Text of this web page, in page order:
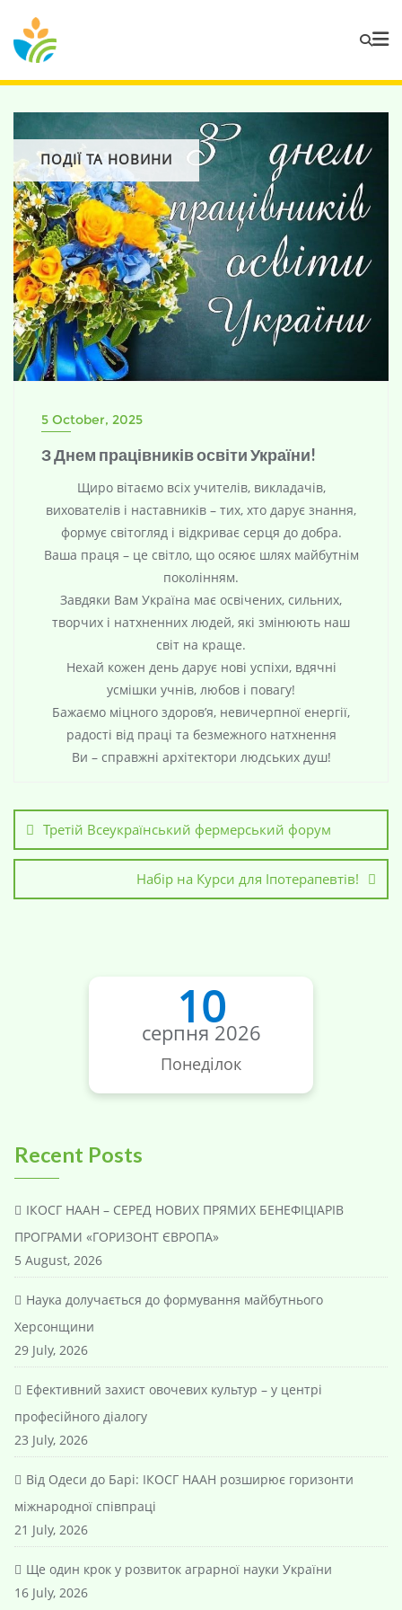
ПОДІЇ ТА НОВИНИ
5 October, 2025
З Днем працівників освіти України!
Щиро вітаємо всіх учителів, викладачів,
вихователів і наставників – тих, хто дарує знання,
формує світогляд і відкриває серця до добра.
Ваша праця – це світло, що осяює шлях майбутнім
поколінням.
Завдяки Вам Україна має освічених, сильних,
творчих і натхненних людей, які змінюють наш
світ на краще.
Нехай кожен день дарує нові успіхи, вдячні
усмішки учнів, любов і повагу!
Бажаємо міцного здоров’я, невичерпної енергії,
радості від праці та безмежного натхнення
Ви – справжні архітектори людських душ!
Третій Всеукраїнський фермерський форум
Набір на Курси для Іпотерапевтів!
10
серпня 2026
Понеділок
Recent Posts
ІКОСГ НААН – СЕРЕД НОВИХ ПРЯМИХ БЕНЕФІЦІАРІВ
ПРОГРАМИ «ГОРИЗОНТ ЄВРОПА»
5 August, 2026
Наука долучається до формування майбутнього
Херсонщини
29 July, 2026
Ефективний захист овочевих культур – у центрі
професійного діалогу
23 July, 2026
Від Одеси до Барі: ІКОСГ НААН розширює горизонти
міжнародної співпраці
21 July, 2026
Ще один крок у розвиток аграрної науки України
16 July, 2026